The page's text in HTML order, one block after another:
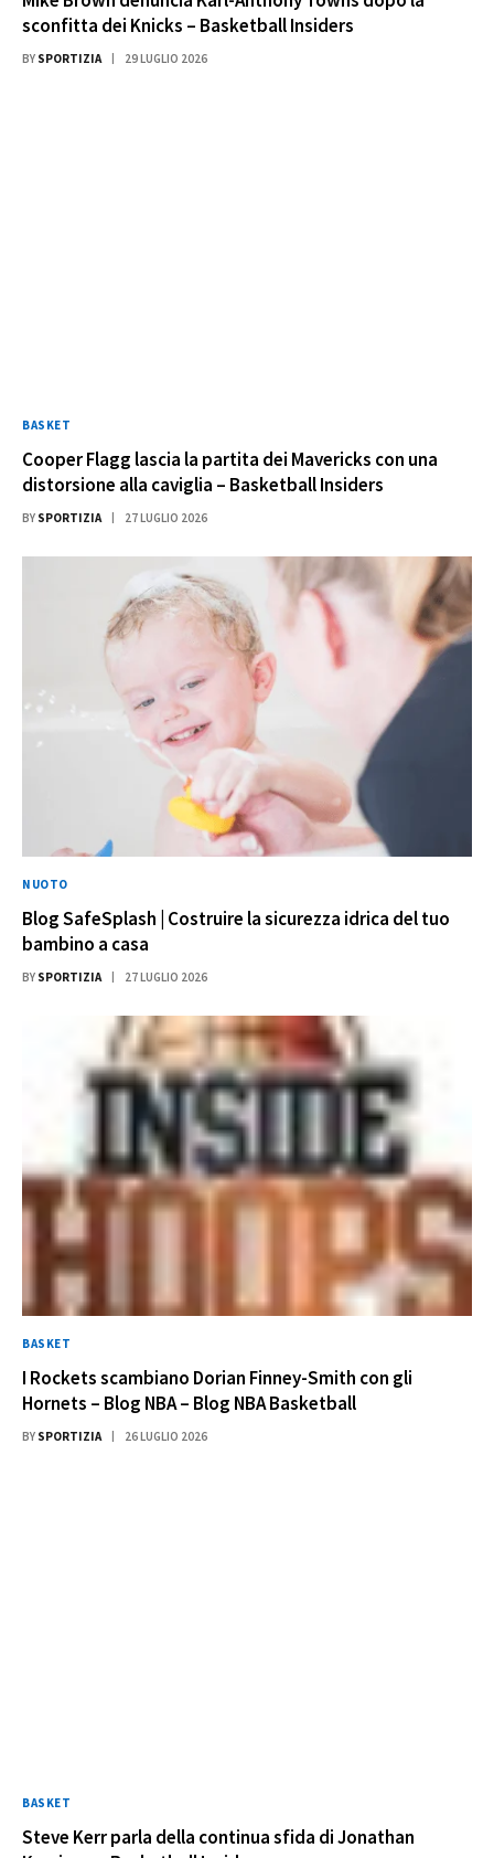
sconfitta dei Knicks – Basketball Insiders
BY SPORTIZIA 29 LUGLIO 2026
BASKET
Cooper Flagg lascia la partita dei Mavericks con una
distorsione alla caviglia – Basketball Insiders
BY SPORTIZIA 27 LUGLIO 2026
NUOTO
Blog SafeSplash | Costruire la sicurezza idrica del tuo
bambino a casa
BY SPORTIZIA 27 LUGLIO 2026
BASKET
I Rockets scambiano Dorian Finney-Smith con gli
Hornets – Blog NBA – Blog NBA Basketball
BY SPORTIZIA 26 LUGLIO 2026
BASKET
Steve Kerr parla della continua sfida di Jonathan